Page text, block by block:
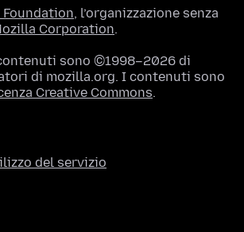
, l’organizzazione senza
Corporation.
sono ©1998–2026 di
di mozilla.org. I contenuti sono
Creative Commons.
del servizio